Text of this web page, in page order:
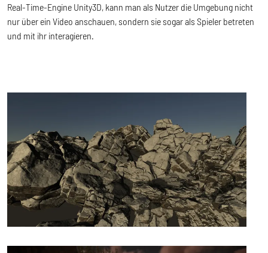
Real-Time-Engine Unity3D, kann man als Nutzer die Umgebung nicht
nur über ein Video anschauen, sondern sie sogar als Spieler betreten
und mit ihr interagieren.